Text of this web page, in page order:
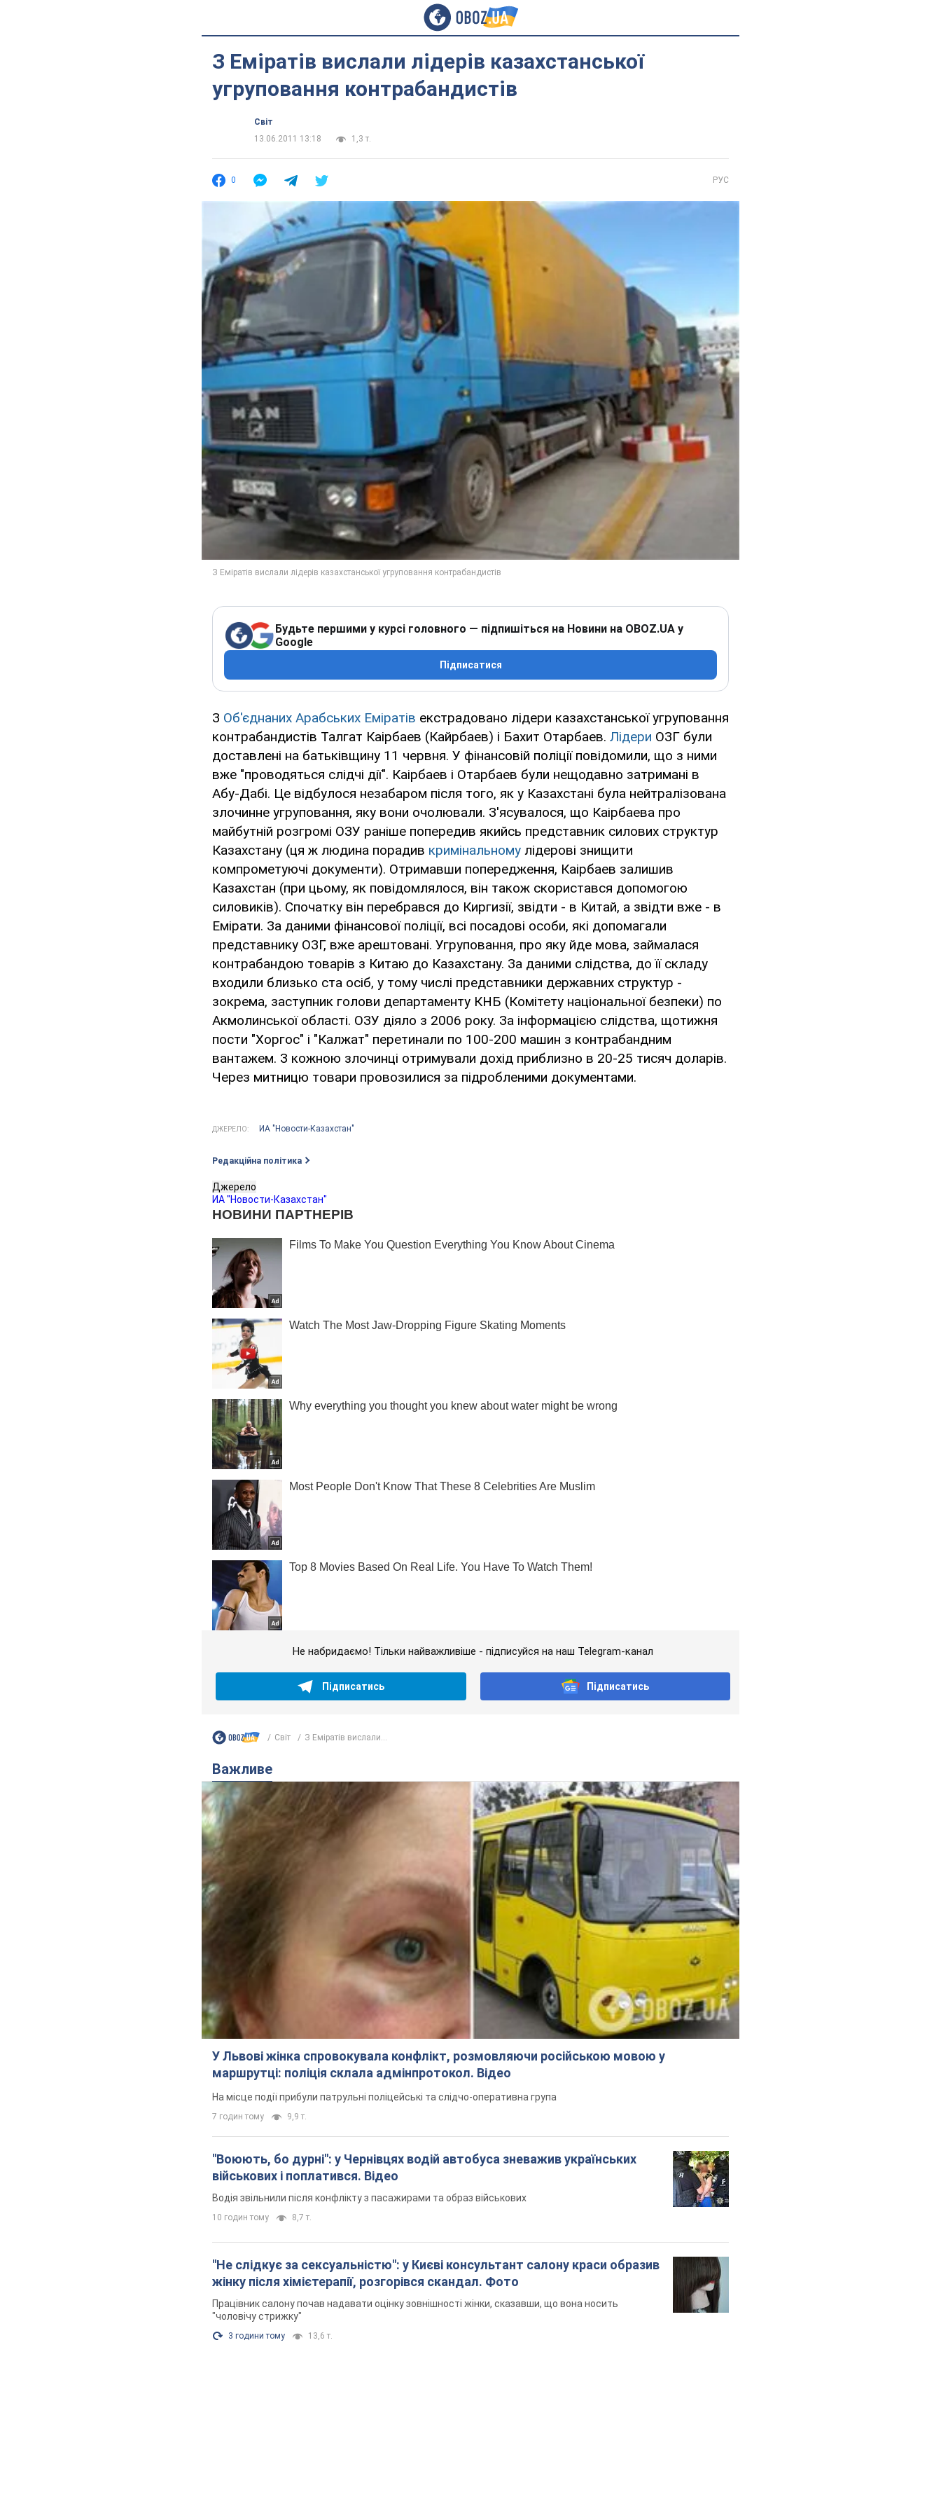
З Еміратів вислали лідерів казахстанської
угруповання контрабандистів
Світ
13.06.2011 13:18
1,3 т.
0 РУС
Будьте першими у курсі головного — підпишіться на Новини на OBOZ.UA у
Google
Підписатися
З Об'єднаних Арабських Еміратів екстрадовано лідери казахстанської угруповання
контрабандистів Талгат Каірбаев (Кайрбаев) і Бахит Отарбаев. Лідери ОЗГ були
доставлені на батьківщину 11 червня. У фінансовій поліції повідомили, що з ними
вже "проводяться слідчі дії". Каірбаев і Отарбаев були нещодавно затримані в
Абу-Дабі. Це відбулося незабаром після того, як у Казахстані була нейтралізована
злочинне угруповання, яку вони очолювали. З'ясувалося, що Каірбаева про
майбутній розгромі ОЗУ раніше попередив якийсь представник силових структур
Казахстану (ця ж людина порадив кримінальному лідерові знищити
компрометуючі документи). Отримавши попередження, Каірбаев залишив
Казахстан (при цьому, як повідомлялося, він також скористався допомогою
силовиків). Спочатку він перебрався до Киргизії, звідти - в Китай, а звідти вже - в
Емірати. За даними фінансової поліції, всі посадові особи, які допомагали
представнику ОЗГ, вже арештовані. Угруповання, про яку йде мова, займалася
контрабандою товарів з Китаю до Казахстану. За даними слідства, до її складу
входили близько ста осіб, у тому числі представники державних структур -
зокрема, заступник голови департаменту КНБ (Комітету національної безпеки) по
Акмолинської області. ОЗУ діяло з 2006 року. За інформацією слідства, щотижня
пости "Хоргос" і "Калжат" перетинали по 100-200 машин з контрабандним
вантажем. З кожною злочинці отримували дохід приблизно в 20-25 тисяч доларів.
Через митницю товари провозилися за підробленими документами.
ДЖЕРЕЛО: ИА "Новости-Казахстан"
Редакційна політика
Джерело
ИА "Новости-Казахстан"
Не набридаємо! Тільки найважливіше - підписуйся на наш Telegram-канал
Підписатись Підписатись
Світ З Еміратів вислали...
Важливе
У Львові жінка спровокувала конфлікт, розмовляючи російською мовою у
маршрутці: поліція склала адмінпротокол. Відео
На місце події прибули патрульні поліцейські та слідчо-оперативна група
7 годин тому 9,9 т.
"Воюють, бо дурні": у Чернівцях водій автобуса зневажив українських
військових і поплатився. Відео
Водія звільнили після конфлікту з пасажирами та образ військових
10 годин тому 8,7 т.
"Не слідкує за сексуальністю": у Києві консультант салону краси образив
жінку після хімієтерапії, розгорівся скандал. Фото
Працівник салону почав надавати оцінку зовнішності жінки, сказавши, що вона носить
"чоловічу стрижку"
3 години тому 13,6 т.